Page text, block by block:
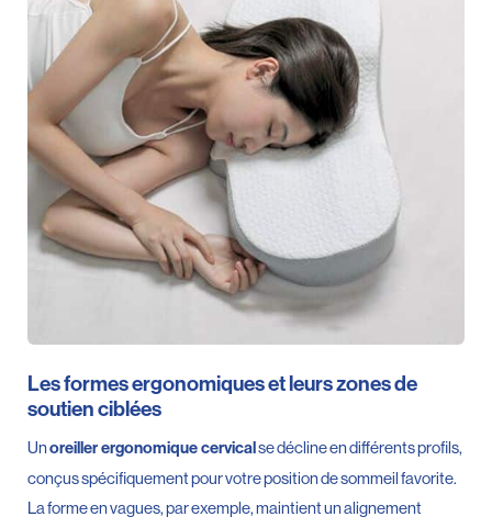
Les formes ergonomiques et leurs zones de
soutien ciblées
Unoreiller ergonomique cervicalse décline en différents profils,
conçus spécifiquement pour votre position de sommeil favorite.
La forme en vagues, par exemple, maintient un alignement